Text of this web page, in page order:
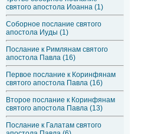
святого апостола Иоанна (1)
Соборное послание святого
апостола Иуды (1)
Послание к Римлянам святого
апостола Павла (16)
Первое послание к Коринфянам
святого апостола Павла (16)
Второе послание к Коринфянам
святого апостола Павла (13)
Послание к Галатам святого